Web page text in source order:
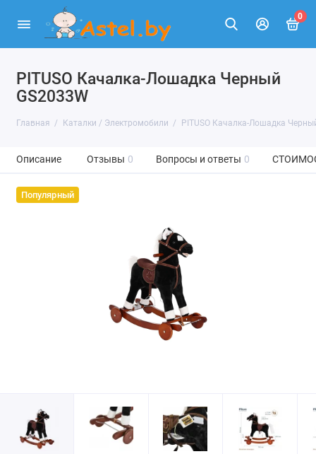
0
PITUSO Качалка-Лошадка Черный
GS2033W
Главная Каталки / Электромобили PITUSO Качалка-Лошадка
Описание Отзывы 0 Вопросы и ответы 0
Популярный